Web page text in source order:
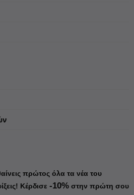
πρώτος όλα τα νέα του
Κέρδισε -10%στην πρώτη σου